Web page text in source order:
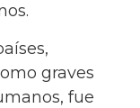
graves
fue